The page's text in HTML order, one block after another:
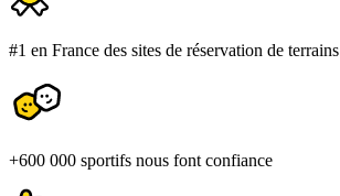
#1 en France des sites de réservation de terrains
+600 000 sportifs nous font confiance